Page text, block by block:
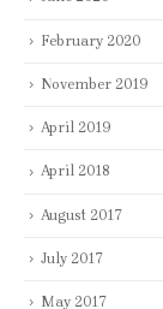
February 2020
November 2019
April 2019
April 2018
August 2017
July 2017
May 2017